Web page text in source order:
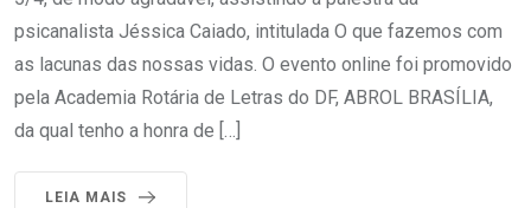
psicanalista Jéssica Caiado, intitulada O que fazemos com
as lacunas das nossas vidas. O evento online foi promovido
pela Academia Rotária de Letras do DF, ABROL BRASÍLIA,
da qual tenho a honra de […]
LEIA MAIS